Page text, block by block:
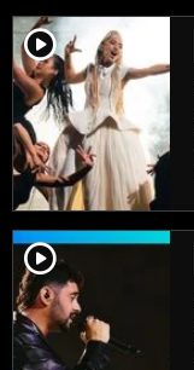
player2
player2